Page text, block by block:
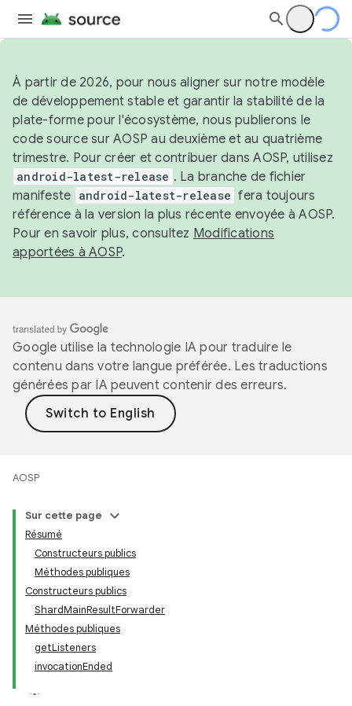
À partir de 2026, pour nous aligner sur notre modèle
de développement stable et garantir la stabilité de la
plate-forme pour l'écosystème, nous publierons le
code source sur AOSP au deuxième et au quatrième
trimestre. Pour créer et contribuer dans AOSP, utilisez
android-latest-release . La branche de fichier
manifeste android-latest-release fera toujours
référence à la version la plus récente envoyée à AOSP.
Pour en savoir plus, consultez Modifications
apportées à AOSP.
Google utilise la technologie IA pour traduire le
contenu dans votre langue préférée. Les traductions
générées par IA peuvent contenir des erreurs.
AOSP
Sur cette page
Résumé
Constructeurs publics
Méthodes publiques
Constructeurs publics
ShardMainResultForwarder
Méthodes publiques
getListeners
invocationEnded